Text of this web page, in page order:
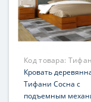
Код товара:
Кровать
Тифани Сосна с
подъемным